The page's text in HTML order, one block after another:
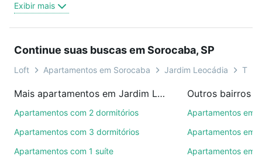
oferta ideal de Apartamentos com 3 banheiros à
venda em Jardim Leocádia, Sorocaba, SP para
ou por videochamada, é grátis, sem compromisso e
você ainda conta com mais de 46 mil corretores e
de imóveis.
Como escolher um imóvel?
ruas, bairros e até condomínios favoritos. Você
Exibir mais
Continue suas buscas em Sorocaba, SP
Loft Apartamentos em Sorocaba Jardim Leocádia Tipo
Mais apartamentos em Jardim Leocádia
Apartamentos com 2 dormitórios
Apartamentos com 3 dormitórios
Apartamentos com 1 suíte
Outros bairros
Apartamentos em
Apartamentos em
Apartamentos em